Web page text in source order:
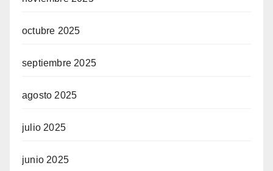
octubre 2025
septiembre 2025
agosto 2025
julio 2025
junio 2025